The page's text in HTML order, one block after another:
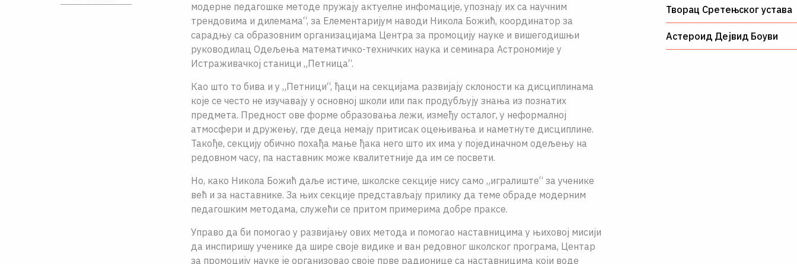
модерне педагошке методе пружају актуелне инфомације, упознају их са научним
трендовима и дилемама“, за Елементаријум наводи Никола Божић, координатор за
сарадњу са образовним организацијама Центра за промоцију науке и вишегодишњи
руководилац Одељења математичко-техничких наука и семинара Астрономије у
Истраживачкој станици „Петница“.
Као што то бива и у „Петници“, ђаци на секцијама развијају склоности ка дисциплинама
које се често не изучавају у основној школи или пак продубљују знања из познатих
предмета. Предност ове форме образовања лежи, између осталог, у неформалној
атмосфери и дружењу, где деца немају притисак оцењивања и наметнуте дисциплине.
Такође, секцију обично похађа мање ђака него што их има у појединачном одељењу на
редовном часу, па наставник може квалитетније да им се посвети.
Но, како Никола Божић даље истиче, школске секције нису само „игралиште“ за ученике
већ и за наставнике. За њих секције представљају прилику да теме обраде модерним
педагошким методама, служећи се притом примерима добре праксе.
Управо да би помогао у развијању ових метода и помогао наставницима у њиховој мисији
да инспиришу ученике да шире своје видике и ван редовног школског програма, Центар
за промоцију науке је организовао своје прве радионице са наставницима који воде
Творац Сретењског устава
Астероид Дејвид Боуви